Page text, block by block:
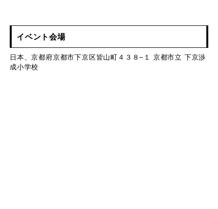
イベント会場
日本、京都府京都市下京区皆山町４３８−１ 京都市立 下京渉
成小学校